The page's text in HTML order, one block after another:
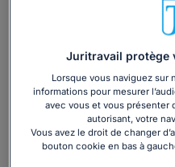
Vous souhaitez
Consulter
Juritravail protège
Lorsque vous naviguez
informations pour mesurer
avec vous et vous présenter
autorisant, votre
Vous avez le droit de changer
bouton cookie en bas à